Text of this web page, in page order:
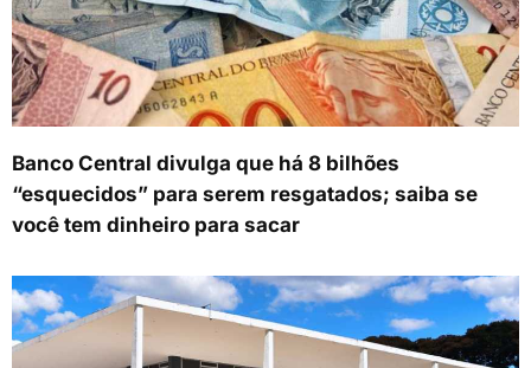
Banco Central divulga que há 8 bilhões
“esquecidos” para serem resgatados; saiba se
você tem dinheiro para sacar